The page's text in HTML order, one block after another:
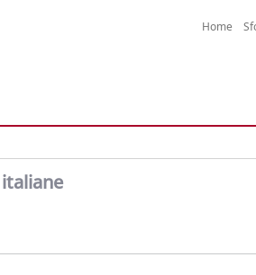
Home